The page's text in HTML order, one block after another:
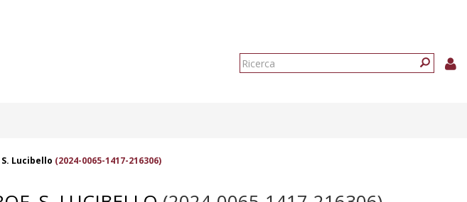
Form
Lucibello (2024-0065-1417-216306)